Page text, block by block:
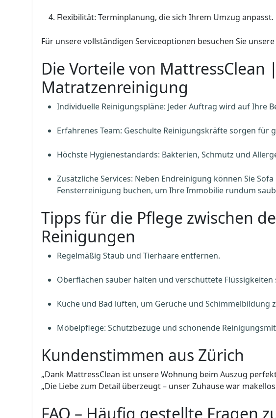
Flexibilität: Terminplanung, die sich Ihrem Umzug anpasst.
Für unsere vollständigen Serviceoptionen besuchen Sie unsere
Die Vorteile von MattressClean
Matratzenreinigung
Individuelle Reinigungspläne: Jeder Auftrag wird auf Ihre
Erfahrenes Team: Geschulte Reinigungskräfte sorgen für
Höchste Hygienestandards: Bakterien, Schmutz und
Zusätzliche Services: Neben Endreinigung können Sie
Fensterreinigung buchen, um Ihre Immobilie rundum
Tipps für die Pflege zwischen
Reinigungen
Regelmäßig Staub und Tierhaare entfernen.
Oberflächen sauber halten und verschüttete
Küche und Bad lüften, um Gerüche und Schimmelbildung
Möbelpflege: Schutzbezüge und schonende
Kundenstimmen aus Zürich
„Dank MattressClean ist unsere Wohnung beim Auszug
„Die Liebe zum Detail überzeugt – unser Zuhause war makellos
FAQ – Häufig gestellte Fragen